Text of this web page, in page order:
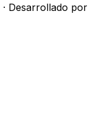
· Desarrollado por